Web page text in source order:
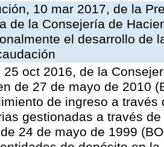
10 mar 2017, de la
de la Consejería de
el desarrollo de
25 oct 2016, de la
de 27 de mayo de 2010
de ingreso a
gestionadas a través
24 de mayo de 1999